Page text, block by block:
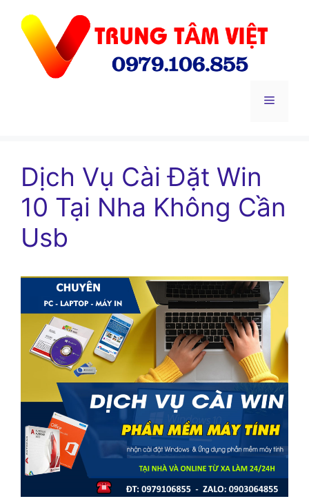
Menu
Dịch Vụ Cài Đặt Win
10 Tại Nha Không Cần
Usb